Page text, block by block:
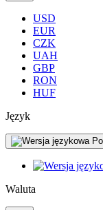
USD
EUR
CZK
UAH
GBP
RON
HUF
Język
Waluta